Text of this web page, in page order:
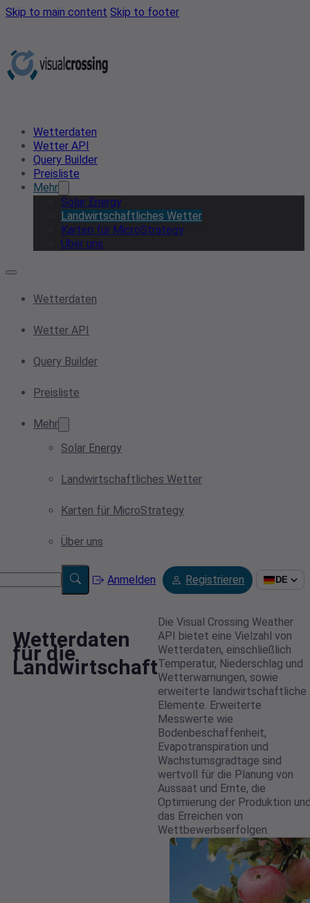
Skip to main content Skip to footer
Wetterdaten
Wetter API
Query Builder
Preisliste
Mehr
Solar Energy
Landwirtschaftliches Wetter
Karten für MicroStrategy
Über uns
Wetterdaten
Wetter API
Query Builder
Preisliste
Mehr
Solar Energy
Landwirtschaftliches Wetter
Karten für MicroStrategy
Über uns
Anmelden Registrieren DE
Wetterdaten
für die
Landwirtschaft
Die Visual Crossing Weather
API bietet eine Vielzahl von
Wetterdaten, einschließlich
Temperatur, Niederschlag und
Wetterwarnungen, sowie
erweiterte landwirtschaftliche
Elemente. Erweiterte
Messwerte wie
Bodenbeschaffenheit,
Evapotranspiration und
Wachstumsgradtage sind
wertvoll für die Planung von
Aussaat und Ernte, die
Optimierung der Produktion
das Erreichen von
Wettbewerbserfolgen.